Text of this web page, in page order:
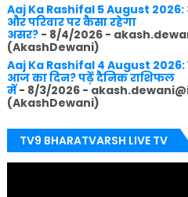
Aaj Ka Rashifal 5 August
और परिवार पर कैसा रहेगा
असर?- 8/4/2026-
(AkashDewani)
Aaj Ka Rashifal 4 August 2026:
आज का दिन? पढ़ें दैनिक राशिफल
में- 8/3/2026-
(AkashDewani)
TV9 BHARATVARSH LIVE TV